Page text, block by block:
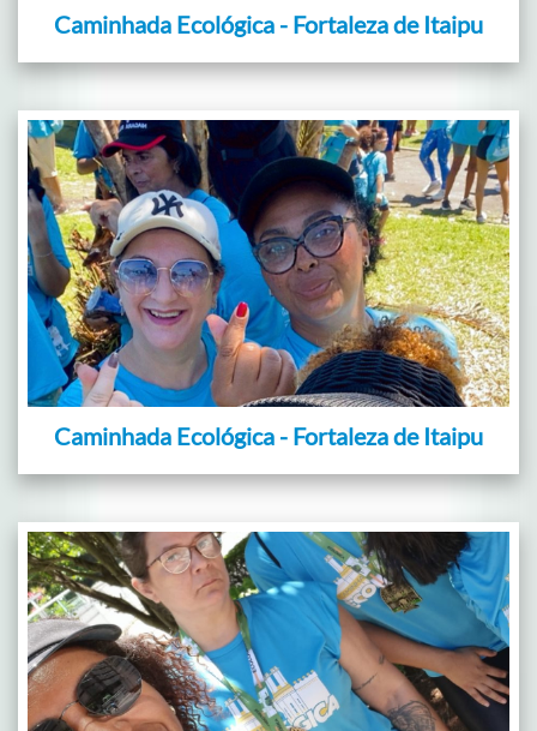
Caminhada Ecológica - Fortaleza de Itaipu
Caminhada Ecológica - Fortaleza de Itaipu